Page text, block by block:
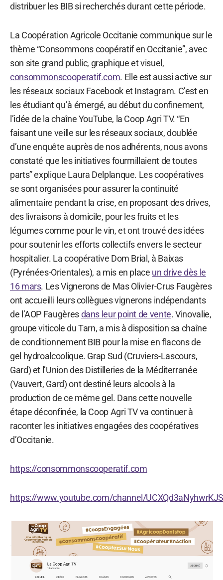
distribuer les BIB si recherchés durant cette période.
La Coopération Agricole Occitanie communique sur le
thème “Consommons coopératif en Occitanie”, avec
son site grand public, graphique et visuel,
consommonscooperatif.com. Elle est aussi active sur
les réseaux sociaux Facebook et Instagram. C’est en
les étudiant qu’à émergé, au début du confinement,
l’idée de la chaîne YouTube, la Coop Agri TV. “En
faisant une veille sur les réseaux sociaux, doublée
d’une enquête auprès de nos adhérents, nous avons
constaté que les initiatives fourmillaient de toutes
parts” explique Laura Delplanque. Les coopératives
se sont organisées pour assurer la continuité
alimentaire pendant la crise, en proposant des drives,
des livraisons à domicile, pour les fruits et les
légumes comme pour le vin, et ont trouvé des idées
pour soutenir les efforts collectifs envers le secteur
hospitalier. La coopérative Dom Brial, à Baixas
(Pyrénées-Orientales), a mis en place un drive dès le
16 mars. Les Vignerons de Mas Olivier-Crus Faugères
ont accueilli leurs collègues vignerons indépendants
de l’AOP Faugèresdans leur point de vente. Vinovalie,
groupe viticole du Tarn, a mis à disposition sa chaîne
de conditionnement BIB pour la mise en flacons de
gel hydroalcoolique. Grap Sud (Cruviers-Lascours,
Gard) et l’Union des Distilleries de la Méditerranée
(Vauvert, Gard) ont destiné leurs alcools à la
production de ce même gel. Dans cette nouvelle
étape déconfinée, la Coop Agri TV va continuer à
raconter les initiatives engagées des coopératives
d’Occitanie.
https://consommonscooperatif.com
https://www.youtube.com/channel/